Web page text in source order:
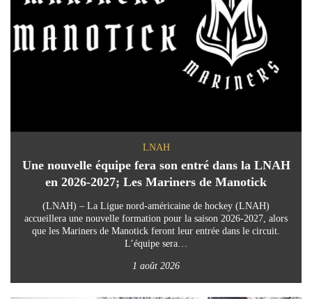
LNAH
Une nouvelle équipe fera son entré dans la LNAH
en 2026-2027; Les Mariners de Manotick
(LNAH) – La Ligue nord-américaine de hockey (LNAH)
accueillera une nouvelle formation pour la saison 2026-2027, alors
que les Mariners de Manotick feront leur entrée dans le circuit.
L’équipe sera…
1 août 2026